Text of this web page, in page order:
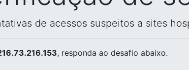
de acessos suspeitos a sites
, responda ao desafio abaixo.